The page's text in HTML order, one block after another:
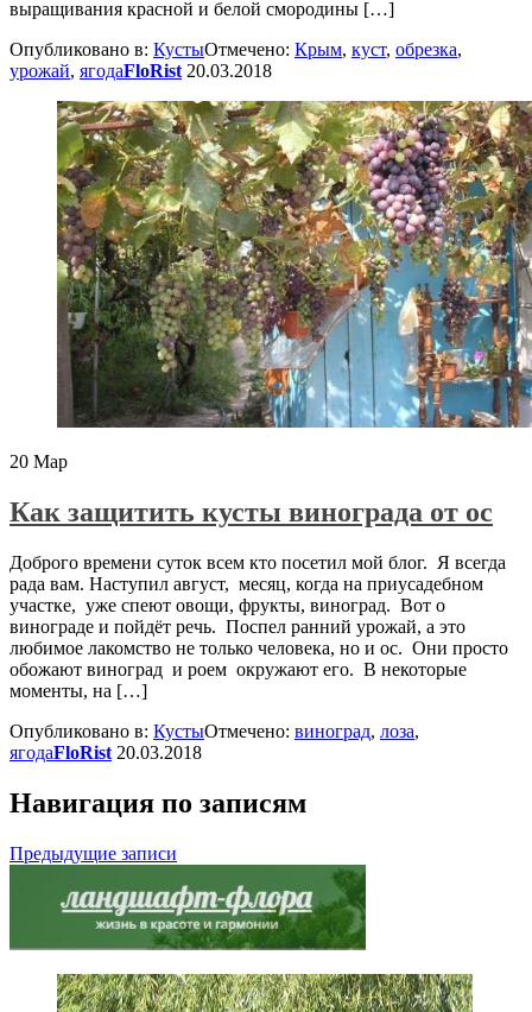
выращивания красной и белой смородины […]
Опубликовано в: КустыОтмечено: Крым, куст, обрезка,
урожай, ягодаFloRist 20.03.2018
20 Мар
Как защитить кусты винограда от ос
Доброго времени суток всем кто посетил мой блог. Я всегда
рада вам. Наступил август, месяц, когда на приусадебном
участке, уже спеют овощи, фрукты, виноград. Вот о
винограде и пойдёт речь. Поспел ранний урожай, а это
любимое лакомство не только человека, но и ос. Они просто
обожают виноград и роем окружают его. В некоторые
моменты, на […]
Опубликовано в: КустыОтмечено: виноград, лоза,
ягодаFloRist 20.03.2018
Навигация по записям
Предыдущие записи